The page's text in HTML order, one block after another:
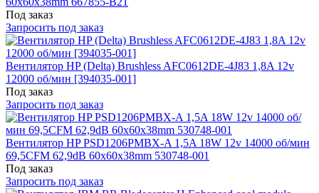
Под заказ
Запросить под заказ
Вентилятор HP (Delta) Brushless AFC0612DE-4J83 1,8A 12v
12000 об/мин [394035-001]
Под заказ
Запросить под заказ
Вентилятор HP PSD1206PMBX-A 1,5A 18W 12v 14000 об/мин
69,5CFM 62,9dB 60x60x38mm 530748-001
Под заказ
Запросить под заказ